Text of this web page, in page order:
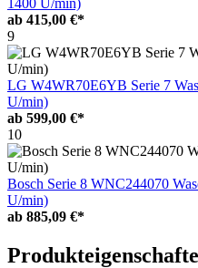
ab 415,00 €*
9
LG W4WR70E6YB Serie 7
U/min)
ab 599,00 €*
10
Bosch Serie 8 WNC244070
U/min)
ab 885,09 €*